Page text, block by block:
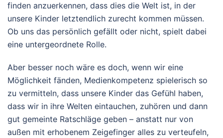
finden anzuerkennen, dass dies die Welt ist, in der
unsere Kinder letztendlich zurecht kommen müssen.
Ob uns das persönlich gefällt oder nicht, spielt dabei
eine untergeordnete Rolle.
Aber besser noch wäre es doch, wenn wir eine
Möglichkeit fänden, Medienkompetenz spielerisch so
zu vermitteln, dass unsere Kinder das Gefühl haben,
dass wir in ihre Welten eintauchen, zuhören und dann
gut gemeinte Ratschläge geben – anstatt nur von
außen mit erhobenem Zeigefinger alles zu verteufeln,